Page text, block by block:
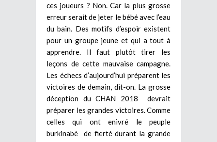
ces joueurs ? Non. Car la plus grosse
erreur serait de jeter le bébé avec l’eau
du bain. Des motifs d’espoir existent
pour un groupe jeune et qui a tout à
apprendre. Il faut plutôt tirer les
leçons de cette mauvaise campagne.
Les échecs d’aujourd’hui préparent les
victoires de demain, dit-on. La grosse
déception du CHAN 2018 devrait
préparer les grandes victoires. Comme
celles qui ont enivré le peuple
burkinabè de fierté durant la grande